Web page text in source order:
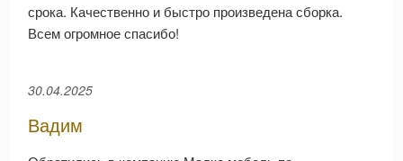
срока. Качественно и быстро произведена сборка.
Всем огромное спасибо!
30.04.2025
Вадим